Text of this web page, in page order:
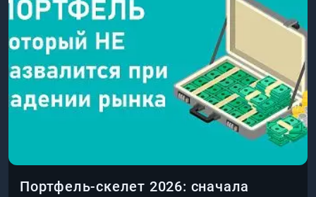
Портфель-скелет 2026: сначала